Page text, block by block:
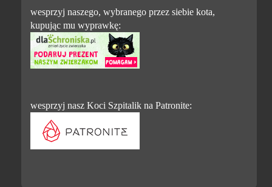
wesprzyj naszego, wybranego przez siebie kota,
kupując mu wyprawkę:
wesprzyj nasz Koci Szpitalik na Patronite: